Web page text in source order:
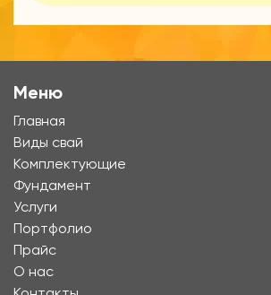
Меню
Главная
Виды свай
Комплектующие
Фундамент
Услуги
Портфолио
Прайс
О нас